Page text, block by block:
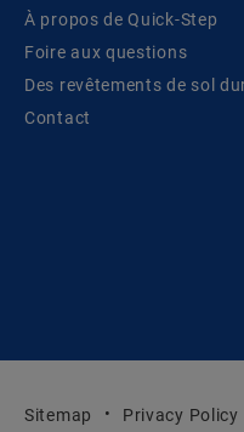
À propos de Quick-Step
Foire aux questions
Des revêtements de sol
Contact
Sitemap Privacy Policy